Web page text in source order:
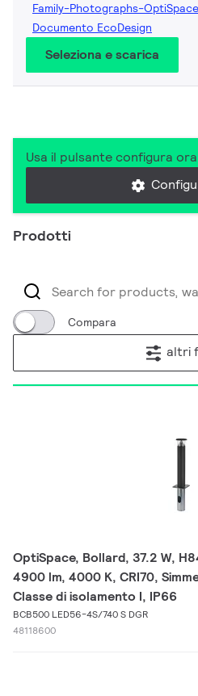
Family-Photographs-OptiSpace
Documento EcoDesign
Seleziona e scarica
Usa il pulsante configura
Prodotti
Compara
altri
OptiSpace, Bollard, 37.2 W,
4900 lm, 4000 K, CRI70,
Classe di isolamento I, IP66
BCB500 LED56-4S/740 S DGR
48118600